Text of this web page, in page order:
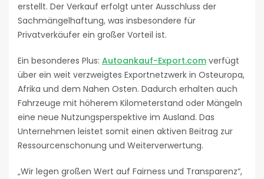
erstellt. Der Verkauf erfolgt unter Ausschluss der
Sachmängelhaftung, was insbesondere für
Privatverkäufer ein großer Vorteil ist.
Ein besonderes Plus: Autoankauf-Export.com verfügt
über ein weit verzweigtes Exportnetzwerk in Osteuropa,
Afrika und dem Nahen Osten. Dadurch erhalten auch
Fahrzeuge mit höherem Kilometerstand oder Mängeln
eine neue Nutzungsperspektive im Ausland. Das
Unternehmen leistet somit einen aktiven Beitrag zur
Ressourcenschonung und Weiterverwertung.
„Wir legen großen Wert auf Fairness und Transparenz“,